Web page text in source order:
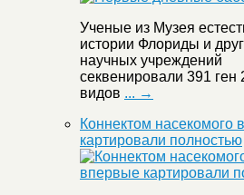
Ученые из Музея
истории Флориды и
научных учреждений
секвенировали 391 ген
видов ... →
Коннектом насекомого
картировали полностью